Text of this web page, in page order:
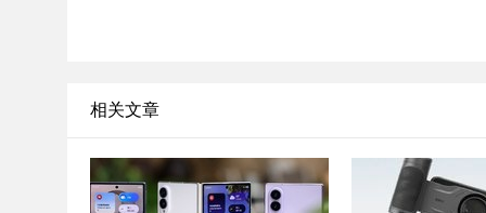
相关文章